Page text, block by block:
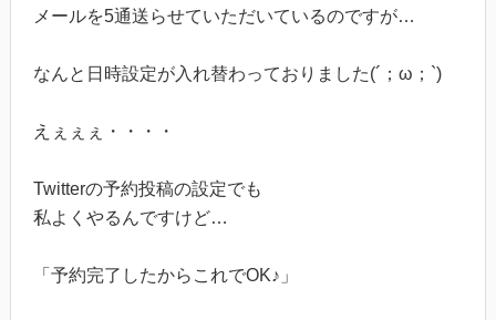
メールを5通送らせていただいているのですが…
なんと日時設定が入れ替わっておりました(´；ω；`)
えぇぇぇ・・・・
Twitterの予約投稿の設定でも
私よくやるんですけど…
「予約完了したからこれでOK♪」